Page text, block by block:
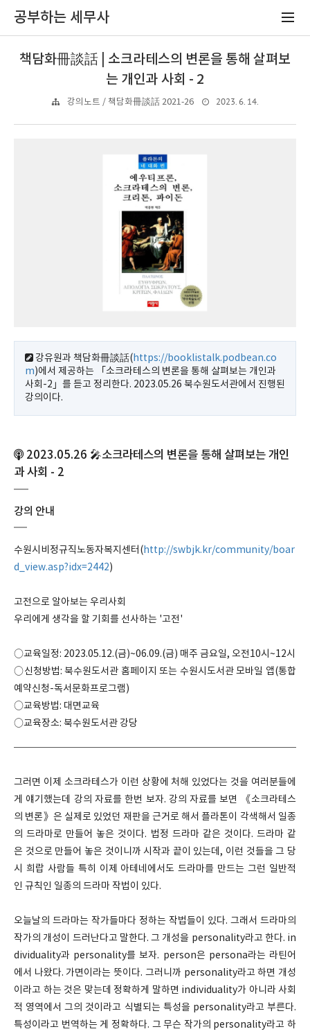
공부하는 세무사
책담화冊談話 | 소크라테스의 변론을 통해 살펴보
는 개인과 사회 - 2
강의노트 / 책담화冊談話 2021-26 2023. 6. 14.
강유원과 책담화冊談話( https://booklistalk.podbean.co
m)에서 제공하는 「소크라테스의 변론을 통해 살펴보는 개인과
사회-2」를 듣고 정리한다. 2023.05.26 북수원도서관에서 진행된
강의이다.
2023.05.26 🎤소크라테스의 변론을 통해 살펴보는 개인
과 사회 - 2
강의 안내
수원시비정규직노동자복지센터( http://swbjk.kr/community/boar
d_view.asp?idx=2442)
고전으로 알아보는 우리사회
우리에게 생각을 할 기회를 선사하는 '고전'
○교육일정: 2023.05.12.(금)~06.09.(금) 매주 금요일, 오전10시~12시
○신청방법: 북수원도서관 홈페이지 또는 수원시도서관 모바일 앱(통합
예약신청-독서문화프로그램)
○교육방법: 대면교육
○교육장소: 북수원도서관 강당
그러면 이제 소크라테스가 이런 상황에 처해 있었다는 것을 여러분들에
게 얘기했는데 강의 자료를 한번 보자. 강의 자료를 보면 《소크라테스
의 변론》은 실제로 있었던 재판을 근거로 해서 플라톤이 각색해서 일종
의 드라마로 만들어 놓은 것이다. 법정 드라마 같은 것이다. 드라마 같
은 것으로 만들어 놓은 것이니까 시작과 끝이 있는데, 이런 것들을 그 당
시 희랍 사람들 특히 이제 아테네에서도 드라마를 만드는 그런 일반적
인 규칙인 일종의 드라마 작법이 있다.
오늘날의 드라마는 작가들마다 정하는 작법들이 있다. 그래서 드라마의
작가의 개성이 드러난다고 말한다. 그 개성을 personality라고 한다. in
dividuality과 personality를 보자. person은 persona라는 라틴어
에서 나왔다. 가면이라는 뜻이다. 그러니까 personality라고 하면 개성
이라고 하는 것은 맞는데 정확하게 말하면 individuality가 아니라 사회
적 영역에서 그의 것이라고 식별되는 특성을 personality라고 부른다.
특성이라고 번역하는 게 정확하다. 그 무슨 작가의 personality라고 하